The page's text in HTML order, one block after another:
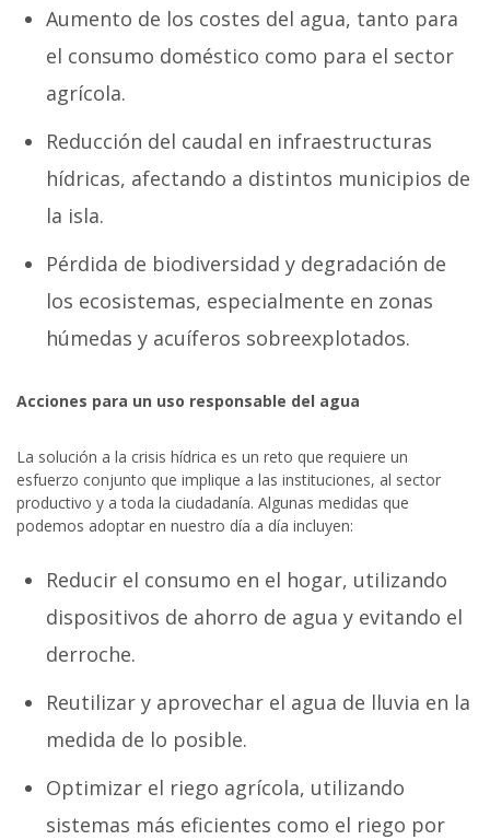
Aumento de los costes del agua, tanto para
el consumo doméstico como para el sector
agrícola.
Reducción del caudal en infraestructuras
hídricas, afectando a distintos municipios de
la isla.
Pérdida de biodiversidad y degradación de
los ecosistemas, especialmente en zonas
húmedas y acuíferos sobreexplotados.
Acciones para un uso responsable del agua
La solución a la crisis hídrica es un reto que requiere un
esfuerzo conjunto que implique a las instituciones, al sector
productivo y a toda la ciudadanía. Algunas medidas que
podemos adoptar en nuestro día a día incluyen:
Reducir el consumo en el hogar, utilizando
dispositivos de ahorro de agua y evitando el
derroche.
Reutilizar y aprovechar el agua de lluvia en la
medida de lo posible.
Optimizar el riego agrícola, utilizando
sistemas más eficientes como el riego por